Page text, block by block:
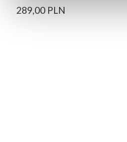
289,00 PLN